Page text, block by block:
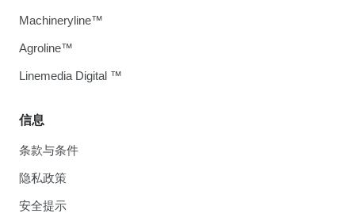
信息
条款与条件
隐私政策
安全提示
Machineryline™
Agroline™
Linemedia Digital ™